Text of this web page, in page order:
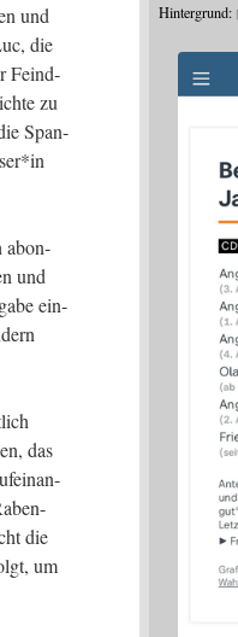
und
die
Feind­
zu
Span­
abon­
und
ein­
das
die
um
Hintergrund: